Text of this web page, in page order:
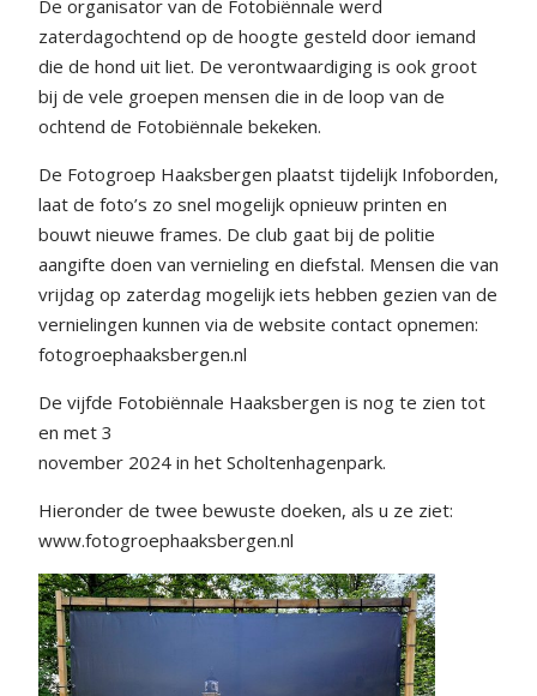
De organisator van de Fotobiënnale werd
zaterdagochtend op de hoogte gesteld door iemand
die de hond uit liet. De verontwaardiging is ook groot
bij de vele groepen mensen die in de loop van de
ochtend de Fotobiënnale bekeken.
De Fotogroep Haaksbergen plaatst tijdelijk Infoborden,
laat de foto’s zo snel mogelijk opnieuw printen en
bouwt nieuwe frames. De club gaat bij de politie
aangifte doen van vernieling en diefstal. Mensen die van
vrijdag op zaterdag mogelijk iets hebben gezien van de
vernielingen kunnen via de website contact opnemen:
fotogroephaaksbergen.nl
De vijfde Fotobiënnale Haaksbergen is nog te zien tot
en met 3
november 2024 in het Scholtenhagenpark.
Hieronder de twee bewuste doeken, als u ze ziet:
www.fotogroephaaksbergen.nl